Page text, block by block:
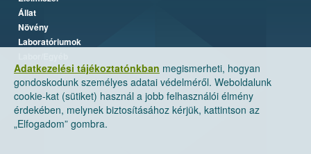
Adatkezelési tájékoztatónkban megismerheti, hogyan
gondoskodunk személyes adatai védelméről. Weboldalunk
cookie-kat (sütiket) használ a jobb felhasználói élmény
érdekében, melynek biztosításához kérjük, kattintson az
„Elfogadom” gombra.
Állat
Növény
Laboratóriumok